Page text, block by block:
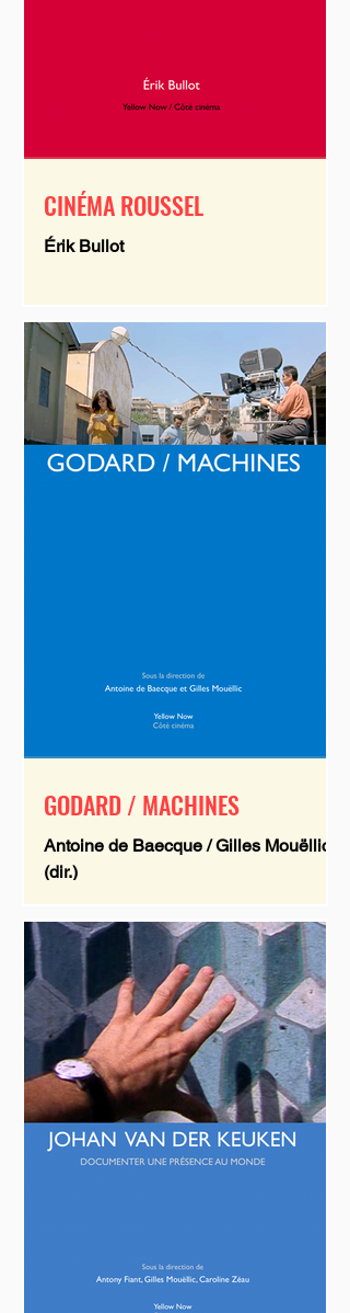
CINÉMA ROUSSEL
Érik Bullot
GODARD / MACHINES
Antoine de Baecque / Gilles Mouëllic
(dir.)